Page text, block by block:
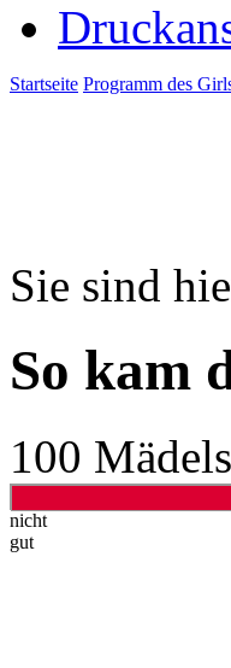
Startseite Programm des
Sie sind
So kam
100
nicht
gut